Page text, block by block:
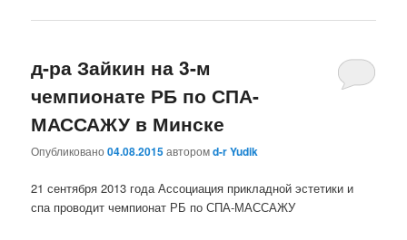
д-ра Зайкин на 3-м
чемпионате РБ по СПА-
МАССАЖУ в Минске
Опубликовано04.08.2015авторомd-r Yudik
21 сентября 2013 года Ассоциация прикладной эстетики и
спа проводит чемпионат РБ по СПА-МАССАЖУ